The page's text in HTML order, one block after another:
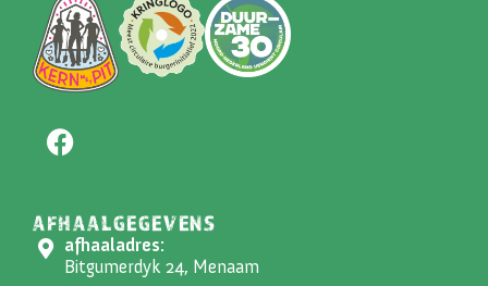
AFHAALGEGEVENS
afhaaladres:
Bitgumerdyk 24, Menaam